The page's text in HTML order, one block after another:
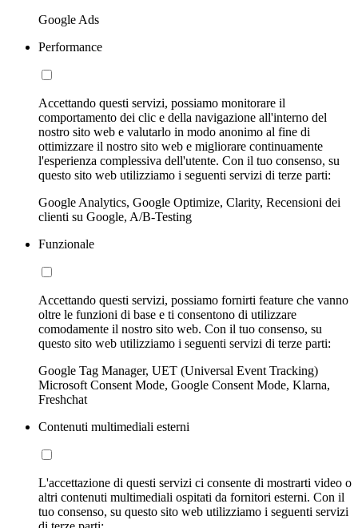
Google Ads
Performance
Accettando questi servizi, possiamo monitorare il
comportamento dei clic e della navigazione all'interno del
nostro sito web e valutarlo in modo anonimo al fine di
ottimizzare il nostro sito web e migliorare continuamente
l'esperienza complessiva dell'utente. Con il tuo consenso, su
questo sito web utilizziamo i seguenti servizi di terze parti:
Google Analytics, Google Optimize, Clarity, Recensioni dei
clienti su Google, A/B-Testing
Funzionale
Accettando questi servizi, possiamo fornirti feature che vanno
oltre le funzioni di base e ti consentono di utilizzare
comodamente il nostro sito web. Con il tuo consenso, su
questo sito web utilizziamo i seguenti servizi di terze parti:
Google Tag Manager, UET (Universal Event Tracking)
Microsoft Consent Mode, Google Consent Mode, Klarna,
Freshchat
Contenuti multimediali esterni
L'accettazione di questi servizi ci consente di mostrarti video o
altri contenuti multimediali ospitati da fornitori esterni. Con il
tuo consenso, su questo sito web utilizziamo i seguenti servizi